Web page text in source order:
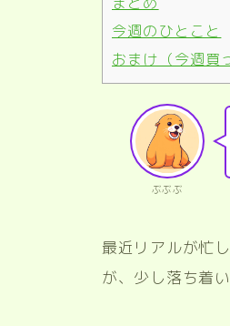
今週のひとこと
おまけ（今週買
ぶぶぶ
最近リアルが忙
が、少し落ち着